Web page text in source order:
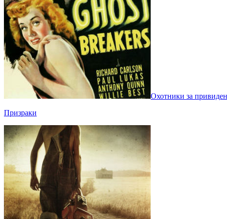
Охотники за
Призраки